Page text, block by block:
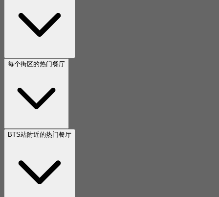
每个街区的热门餐厅
BTS站附近的热门餐厅